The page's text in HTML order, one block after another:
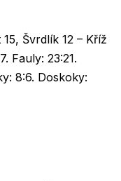
Švrdlík 12 – Kříž
Fauly: 23:21.
8:6. Doskoky: